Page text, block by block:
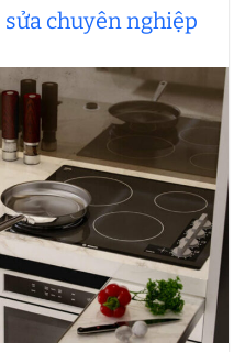
chuyên nghiệp